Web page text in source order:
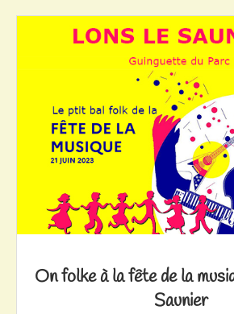
On folke à la fête de la
Saunier